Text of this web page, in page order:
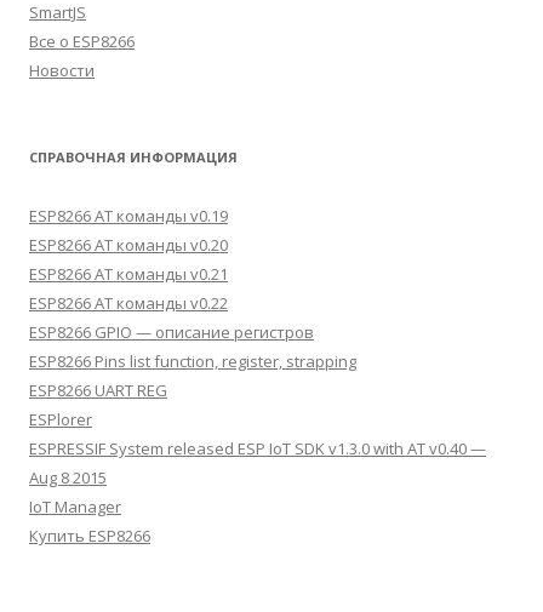
SmartJS
Все о ESP8266
Новости
СПРАВОЧНАЯ ИНФОРМАЦИЯ
ESP8266 AT команды v0.19
ESP8266 AT команды v0.20
ESP8266 AT команды v0.21
ESP8266 AT команды v0.22
ESP8266 GPIO — описание регистров
ESP8266 Pins list function, register, strapping
ESP8266 UART REG
ESPlorer
ESPRESSIF System released ESP IoT SDK v1.3.0 with AT v0.40 —
Aug 8 2015
IoT Manager
Купить ESP8266